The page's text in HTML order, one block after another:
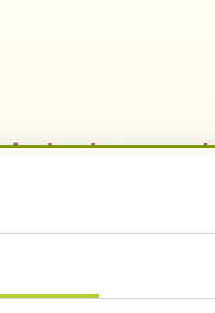
gluten-
Erklärung der